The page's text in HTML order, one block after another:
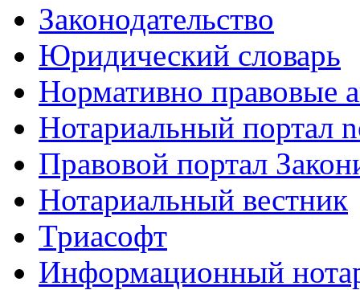
Законодательство
Юридический словарь
Нормативно правовые
Нотариальный портал
Правовой портал
Нотариальный вестник
Триасофт
Информационный